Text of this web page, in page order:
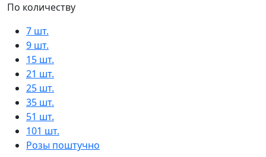
По количеству
7 шт.
9 шт.
15 шт.
21 шт.
25 шт.
35 шт.
51 шт.
101 шт.
Розы поштучно